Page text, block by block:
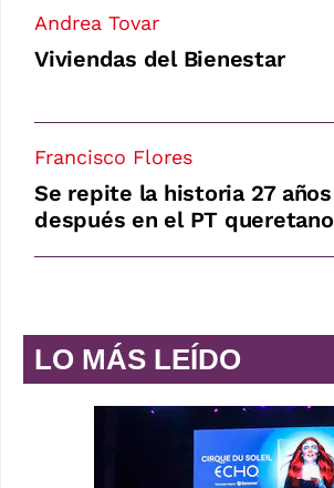
Andrea Tovar
Viviendas del Bienestar
Francisco Flores
Se repite la historia 27 años
después en el PT queretano
LO MÁS LEÍDO